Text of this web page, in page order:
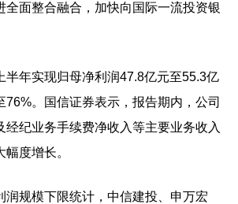
全面整合融合，加快向国际一流投资银
年实现归母净利润47.8亿元至55.3亿
76%。国信证券表示，报告期内，公司
经纪业务手续费净收入等主要业务收入
度增长。
规模下限统计，中信建投、申万宏